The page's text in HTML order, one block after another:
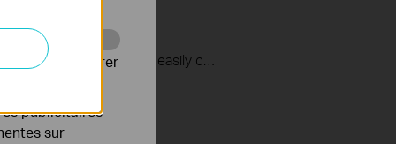
TL33)
pour améliorer
publicitaires
sur